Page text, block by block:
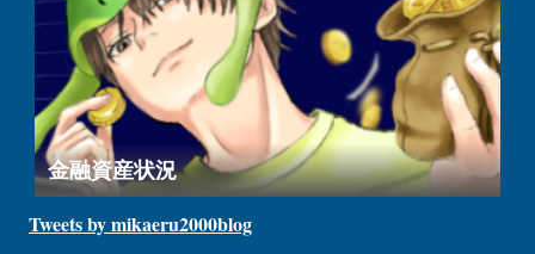
金融資産状況
Tweets by mikaeru2000blog